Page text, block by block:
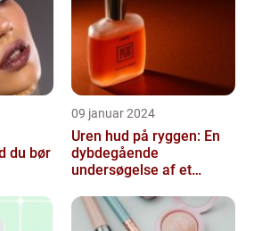
du bør
09 januar 2024
Uren hud på ryggen: En
dybdegående
undersøgelse af et
undertiden overset
skønhedspr...